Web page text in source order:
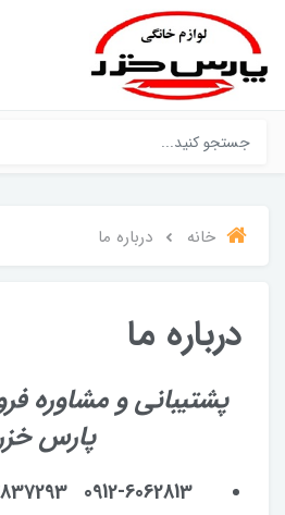
خانه درباره ما
درباره ما
پشتیبانی و مشاوره
پارس